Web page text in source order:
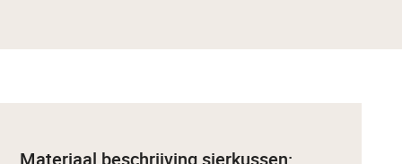
Materiaal beschrijving sierkussen: